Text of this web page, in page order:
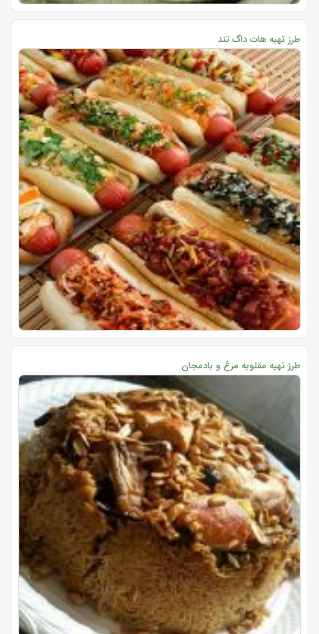
طرز تهیه هات داگ تند
طرز تهیه مقلوبه مرغ و بادمجان